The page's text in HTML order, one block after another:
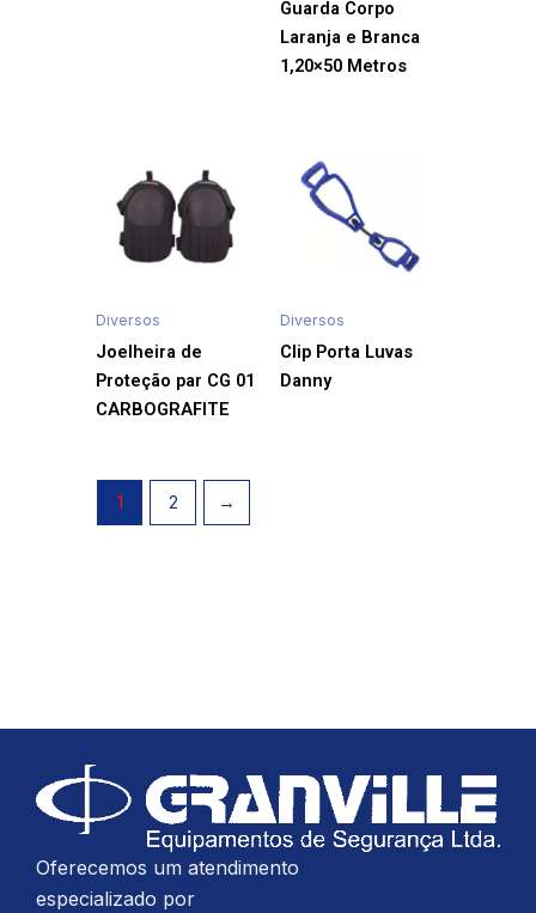
Guarda Corpo
Laranja e Branca
1,20×50 Metros
Diversos
Joelheira de
Proteção par CG 01
CARBOGRAFITE
Diversos
Clip Porta Luvas
Danny
1 2 →
Oferecemos um atendimento
especializado por